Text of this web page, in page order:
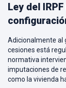
Ley del
Adicionalmente al
cesiones está
normativa
imputaciones de
como la vivienda